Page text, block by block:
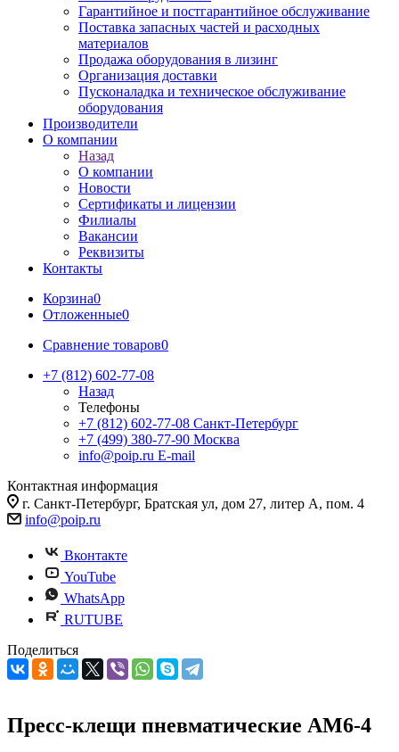
Гарантийное и постгарантийное обслуживание
Поставка запасных частей и расходных
материалов
Продажа оборудования в лизинг
Организация доставки
Пусконаладка и техническое обслуживание
оборудования
Производители
О компании
Назад
О компании
Новости
Сертификаты и лицензии
Филиалы
Вакансии
Реквизиты
Контакты
Корзина0
Отложенные0
Сравнение товаров0
+7 (812) 602-77-08
Назад
Телефоны
+7 (812) 602-77-08 Санкт-Петербург
+7 (499) 380-77-90 Москва
info@poip.ru E-mail
Контактная информация
г. Санкт-Петербург, Братская ул, дом 27, литер А, пом. 4
info@poip.ru
Вконтакте
YouTube
WhatsApp
RUTUBE
Поделиться
Пресс-клещи пневматические AM6-4